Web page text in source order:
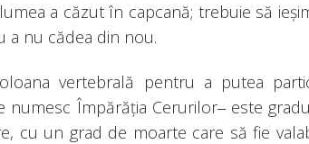
a căzut în capcană; trebuie să
a nu cădea din nou.
vertebrală pentru a putea
numesc Împărăția Cerurilor‒ este
cu un grad de moarte care să fie